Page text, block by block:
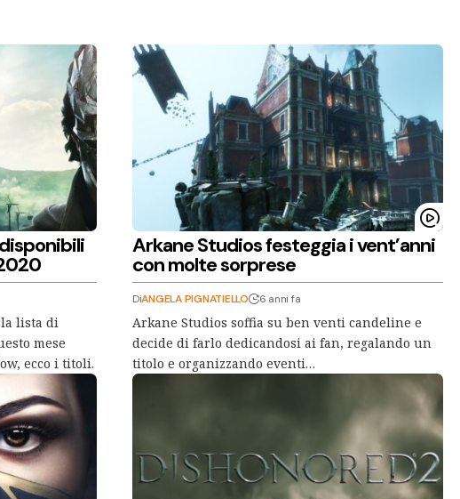
lista di
mese
ecco i titoli.
Arkane Studios festeggia i vent’anni
con molte sorprese
DiANGELA PIGNATIELLO 6 anni fa
Arkane Studios soffia su ben venti candeline e
decide di farlo dedicandosi ai fan, regalando un
titolo e organizzando eventi…